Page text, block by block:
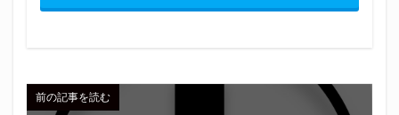
前の記事を読む